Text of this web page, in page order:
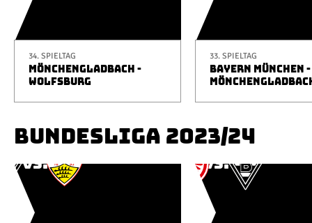
34. SPIELTAG
MÖNCHENGLADBACH -
WOLFSBURG
33. SPIELTAG
BAYERN MÜNCHEN -
BUNDESLIGA 2023/24